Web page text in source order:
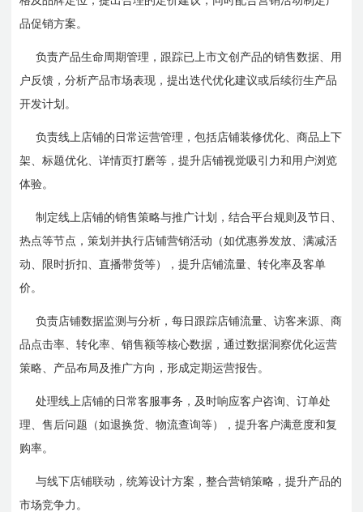
品促销方案。
负责产品生命周期管理，跟踪已上市文创产品的销售数据、用
户反馈，分析产品市场表现，提出迭代优化建议或后续衍生产品
开发计划。
负责线上店铺的日常运营管理，包括店铺装修优化、商品上下
架、标题优化、详情页打磨等，提升店铺视觉吸引力和用户浏览
体验。
制定线上店铺的销售策略与推广计划，结合平台规则及节日、
热点等节点，策划并执行店铺营销活动（如优惠券发放、满减活
动、限时折扣、直播带货等），提升店铺流量、转化率及客单
价。
负责店铺数据监测与分析，每日跟踪店铺流量、访客来源、商
品点击率、转化率、销售额等核心数据，通过数据洞察优化运营
策略、产品布局及推广方向，形成定期运营报告。
处理线上店铺的日常客服事务，及时响应客户咨询、订单处
理、售后问题（如退换货、物流查询等），提升客户满意度和复
购率。
与线下店铺联动，统筹设计方案，整合营销策略，提升产品的
市场竞争力。